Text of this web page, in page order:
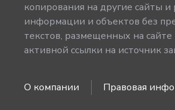
копирования на другие сайты
информации и объектов без
текстов, размещенных на
активной ссылки на источник
О компании Правовая